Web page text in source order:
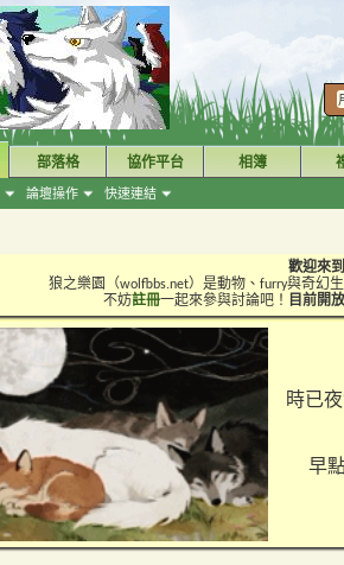
論壇操作 快速連結
部落格 協作平台 相簿
歡迎來
狼之樂園（wolfbbs.net）是動物、furry與奇幻
不妨註冊一起來參與討論吧！ 目前開
時已
早